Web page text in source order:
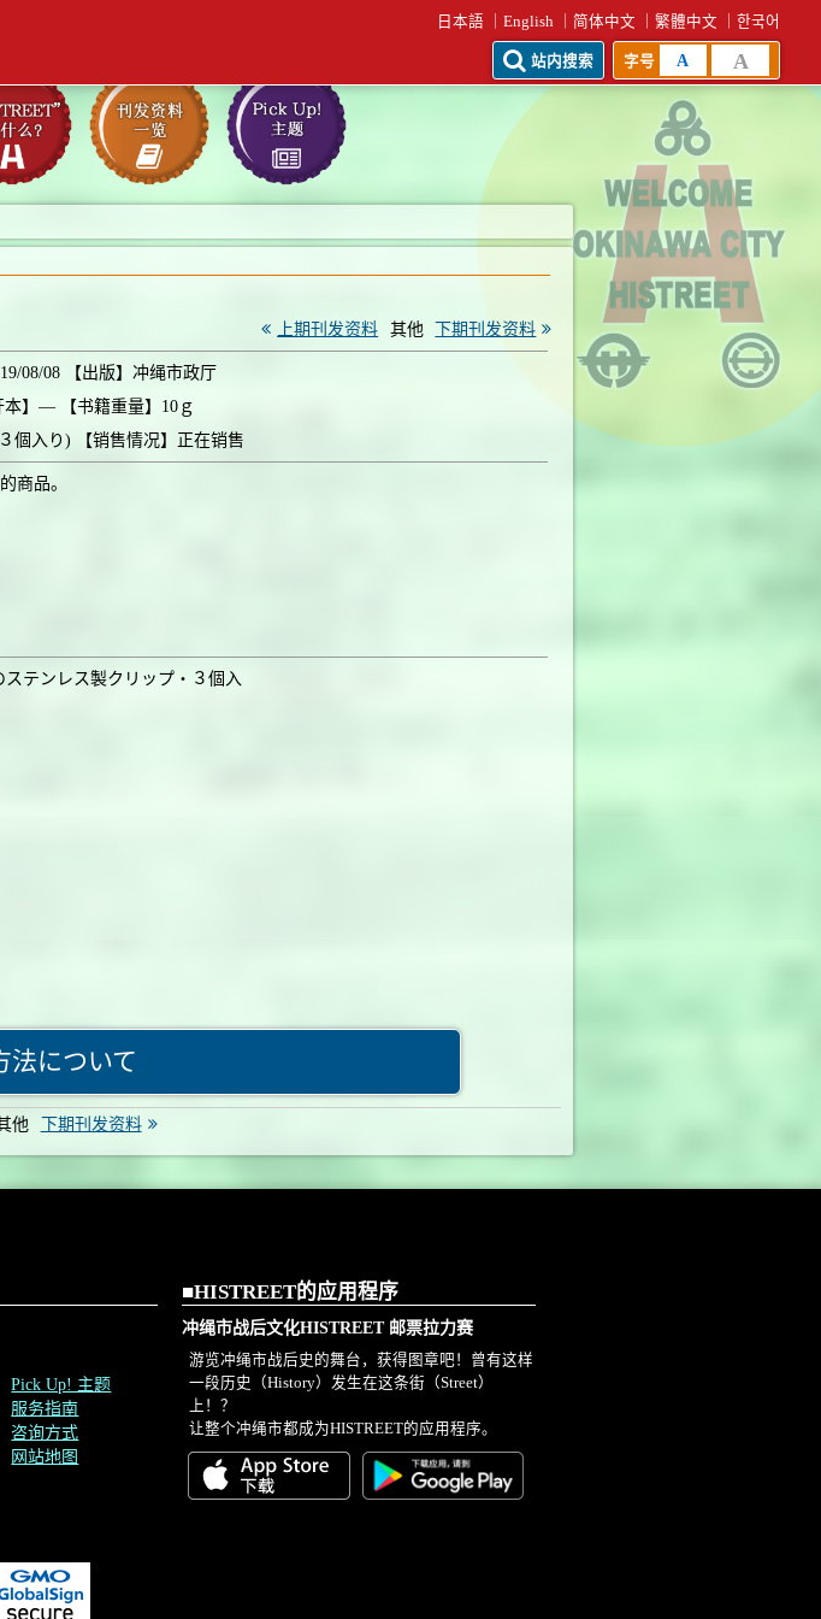
日本語 English 简体中文 繁體中文 한국어
站内搜索 字号 A A
上期刊发资料 其他 下期刊发资料
08/08 【出版】冲绳市政厅
本】― 【书籍重量】10ｇ
個入り) 【销售情况】正在销售
商品。
ステンレス製クリップ・３個入
法について
他 下期刊发资料
Pick Up! 主题
服务指南
咨询方式
网站地图
■HISTREET的应用程序
冲绳市战后文化HISTREET 邮票拉力赛
游览冲绳市战后史的舞台，获得图章吧！曾有这样
一段历史（History）发生在这条街（Street）
上！？
让整个冲绳市都成为HISTREET的应用程序。